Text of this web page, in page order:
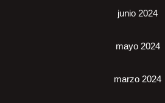
junio 2024
mayo 2024
marzo 2024